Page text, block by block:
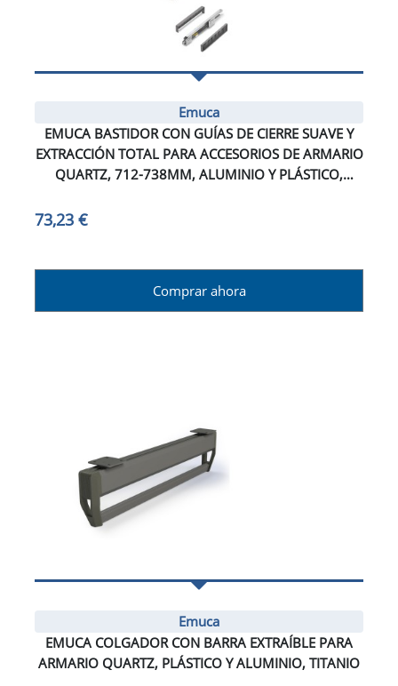
Emuca
EMUCA BASTIDOR CON GUÍAS DE CIERRE SUAVE Y
EXTRACCIÓN TOTAL PARA ACCESORIOS DE ARMARIO
QUARTZ, 712-738MM, ALUMINIO Y PLÁSTICO,
73,23 €
Comprar ahora
Emuca
EMUCA COLGADOR CON BARRA EXTRAÍBLE PARA
ARMARIO QUARTZ, PLÁSTICO Y ALUMINIO, TITANIO